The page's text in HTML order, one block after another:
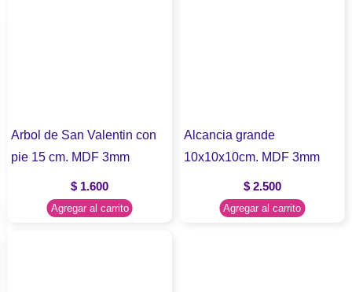
Arbol de San Valentin con
pie 15 cm. MDF 3mm
$ 1.600
Agregar al carrito
Alcancia grande
10x10x10cm. MDF 3mm
$2.500
Agregar al carrito